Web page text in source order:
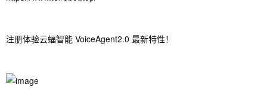
注册体验云蝠智能 VoiceAgent2.0 最新特性！